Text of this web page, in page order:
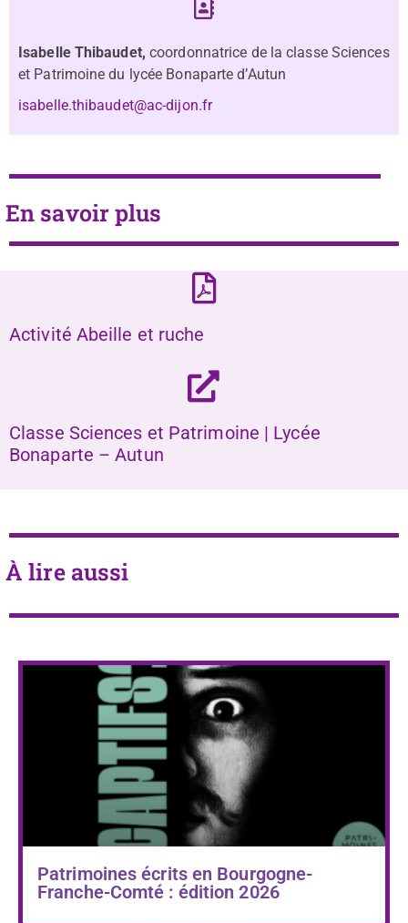
Isabelle Thibaudet, coordonnatrice de la classe Sciences
et Patrimoine du lycée Bonaparte d’Autun
isabelle.thibaudet@ac-dijon.fr
En savoir plus
Activité Abeille et ruche
Classe Sciences et Patrimoine | Lycée
Bonaparte – Autun
À lire aussi
Patrimoines écrits en Bourgogne-
Franche-Comté : édition 2026